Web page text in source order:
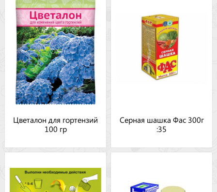
Цветалон для гортензий
100 гр
Серная шашка Фас 300г
:35